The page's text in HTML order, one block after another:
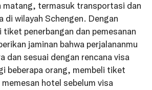
matang, termasuk transportasi dan
di wilayah Schengen. Dengan
penerbangan dan pemesanan
jaminan bahwa perjalananmu
dan sesuai dengan rencana visa
beberapa orang, membeli tiket
hotel sebelum visa